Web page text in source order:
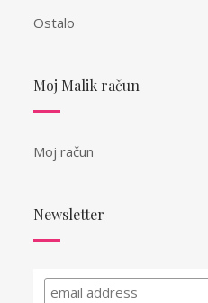
Ostalo
Moj Malik račun
Moj račun
Newsletter